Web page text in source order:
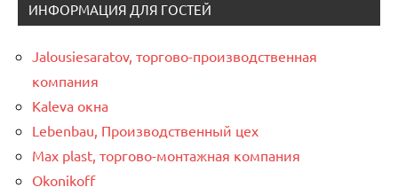
ИНФОРМАЦИЯ ДЛЯ ГОСТЕЙ
Jalousiesaratov, торгово-производственная
компания
Kaleva окна
Lebenbau, Производственный цех
Max plast, торгово-монтажная компания
Okonikoff